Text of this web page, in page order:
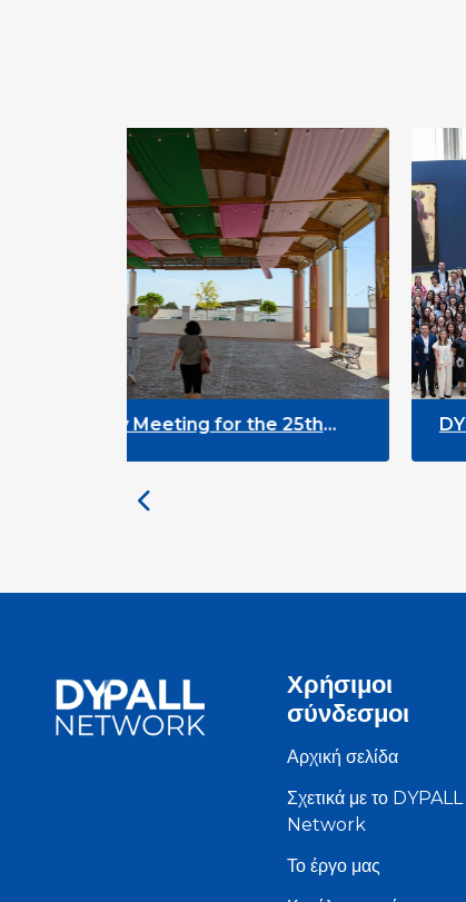
for the 25th
DYPALL Network at
Χρήσιμοι
σύνδεσμοι
Αρχική σελίδα
Σχετικά με το DYPALL
Network
Το έργο μας